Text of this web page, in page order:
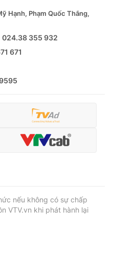
Hạnh, Phạm Quốc Thắng,
355 932
671
nếu không có sự chấp
VTV.vn khi phát hành lại